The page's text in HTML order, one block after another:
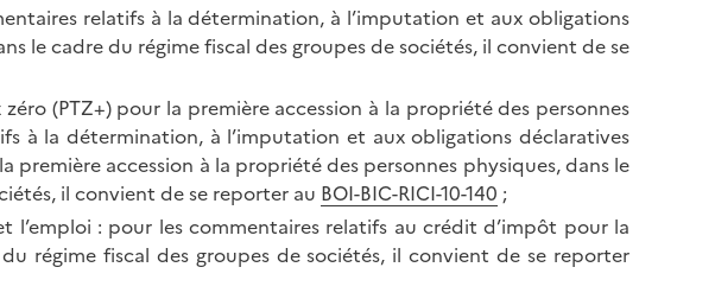
relatifs à la détermination, à l’imputation et aux obligations
le cadre du régime fiscal des groupes de sociétés, il convient de se
(PTZ+) pour la première accession à la propriété des personnes
à la détermination, à l’imputation et aux obligations déclaratives
accession à la propriété des personnes physiques, dans le
il convient de se reporter au BOI-BIC-RICI-10-140 ;
: pour les commentaires relatifs au crédit d’impôt pour la
régime fiscal des groupes de sociétés, il convient de se reporter